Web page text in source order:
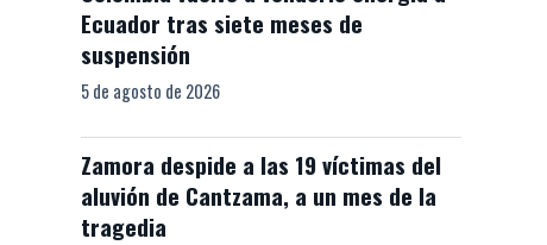
Ecuador tras siete meses de
suspensión
5 de agosto de 2026
Zamora despide a las 19 víctimas del
aluvión de Cantzama, a un mes de la
tragedia